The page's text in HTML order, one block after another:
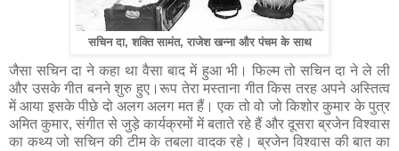
सचिन दा, शक्ति सामंत, राजेश खन्ना और पंचम के साथ
जैसा सचिन दा ने कहा था वैसा बाद में हुआ भी। फिल्म तो सचिन दा ने ले ली
और उसके गीत बनने शुरु हुए।रूप तेरा मस्ताना गीत किस तरह अपने अस्तित्व
में आया इसके पीछे दो अलग अलग मत हैं। एक तो वो जो किशोर कुमार के पुत्र
अमित कुमार, संगीत से जुड़े कार्यक्रमों में बताते रहे हैं और दूसरा ब्रजेन विश्वास
का कथ्य जो सचिन की टीम के तबला वादक रहे। ब्रजेन विश्वास की बात का